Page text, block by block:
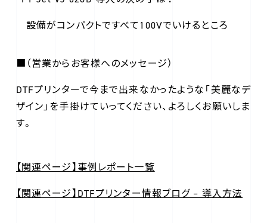
設備がコンパクトですべて100Vでいけるところ
■（営業からお客様へのメッセージ）
DTFプリンターで今まで出来なかったような「美麗なデ
ザイン」を手掛けていってください、よろしくお願いしま
す。
【関連ページ】事例レポート一覧
【関連ページ】DTFプリンター情報ブログ – 導入方法